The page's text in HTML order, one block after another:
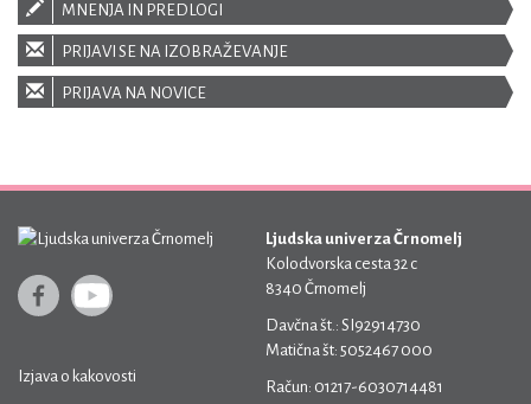
MNENJA IN PREDLOGI
PRIJAVI SE NA IZOBRAŽEVANJE
PRIJAVA NA NOVICE
Izjava o kakovosti
Ljudska univerza Črnomelj
Kolodvorska cesta 32 c
8340 Črnomelj
Davčna št.: SI92914730
Matična št: 5052467 000
Račun: 01217-6030714481